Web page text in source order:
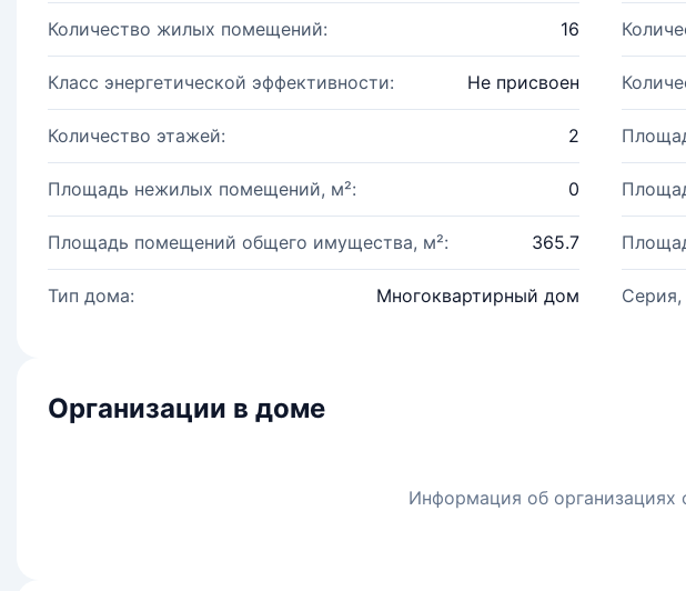
Количество жилых помещений: 16
Класс энергетической эффективности: Не присвоен
Количество этажей: 2
Площадь нежилых помещений, м²: 0
Площадь помещений общего имущества, м²: 365.7
Тип дома: Многоквартирный дом Серия,
Организации в доме
Информация об организациях